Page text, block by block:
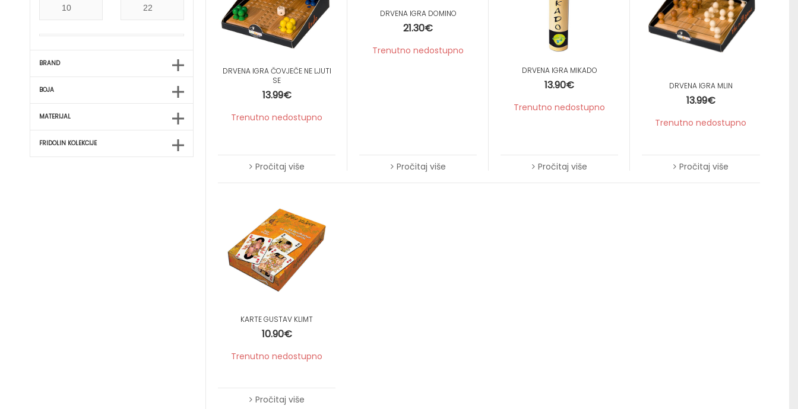
Samoljepljivi listići
Novčanici
Vincent van Gogh
DRVENA IGRA ČOVJEČE NE LJUTI
SE
13.99€
Trenutno nedostupno
Pročitaj više
DRVENA IGRA DOMINO
21.30€
Trenutno nedostupno
Pročitaj više
DRVENA IGRA MIKADO
13.90€
Trenutno nedostupno
Pročitaj više
DRVENA IGRA MLIN
13.99€
Trenutno nedostupno
Pročitaj više
KARTE GUSTAV KLIMT
10.90€
Trenutno nedostupno
Pročitaj više
BRAND
BOJA
MATERIJAL
FRIDOLIN KOLEKCIJE